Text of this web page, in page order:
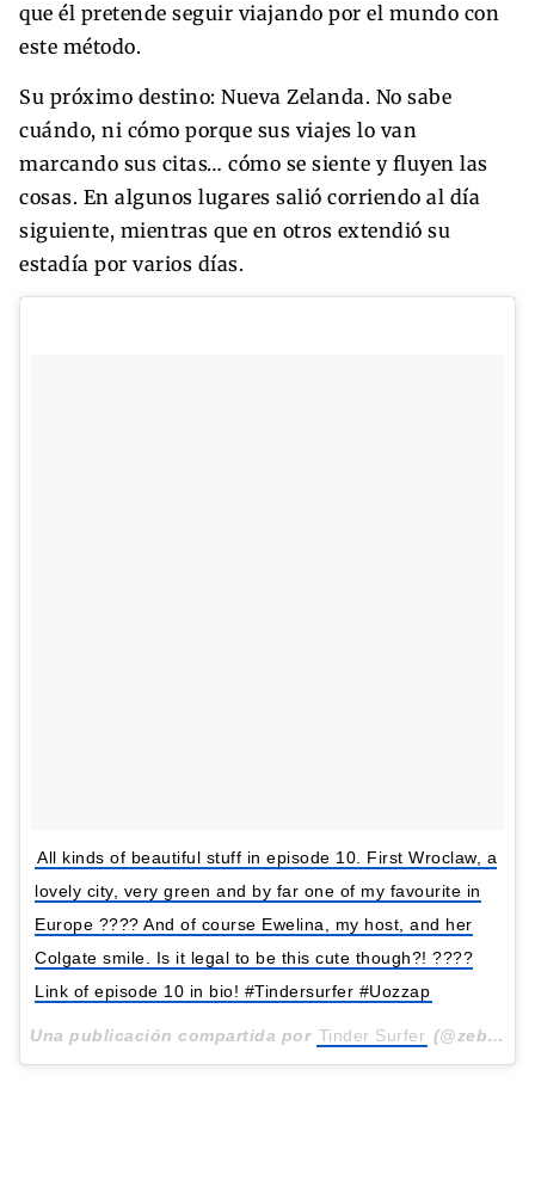
que él pretende seguir viajando por el mundo con
este método.
Su próximo destino: Nueva Zelanda. No sabe
cuándo, ni cómo porque sus viajes lo van
marcando sus citas… cómo se siente y fluyen las
cosas. En algunos lugares salió corriendo al día
siguiente, mientras que en otros extendió su
estadía por varios días.
All kinds of beautiful stuff in episode 10. First Wroclaw, a
lovely city, very green and by far one of my favourite in
Europe ???? And of course Ewelina, my host, and her
Colgate smile. Is it legal to be this cute though?! ????
Link of episode 10 in bio! #Tindersurfer #Uozzap
Una publicación compartida por Tinder Surfer (@zebotta) el